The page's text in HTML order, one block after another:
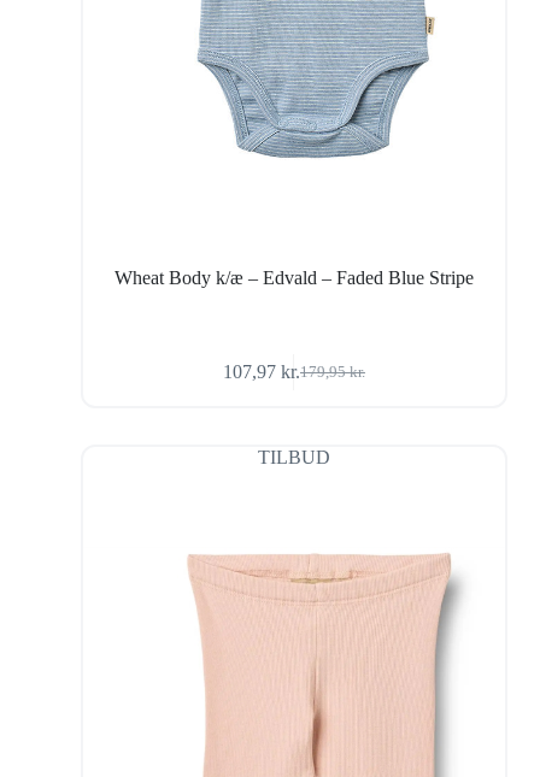
Wheat Body k/æ – Edvald – Faded Blue Stripe
179,95kr.
Den
var:
179,95 kr..
107,97 kr.Den
er:
107,97 kr..
TILBUD